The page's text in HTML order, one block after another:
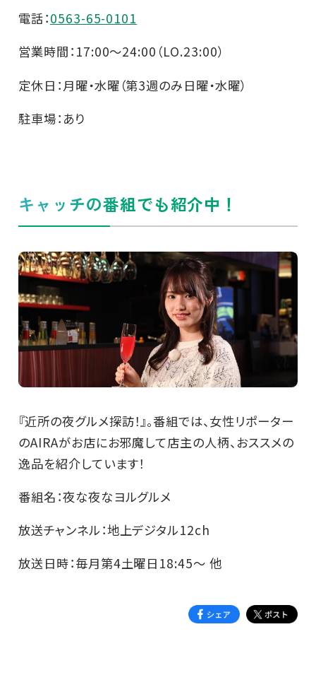
電話：0563-65-0101
営業時間：17:00～24:00（LO.23:00）
定休日：月曜・水曜（第3週のみ日曜・水曜）
駐車場：あり
キャッチの番組でも紹介中！
『近所の夜グルメ探訪！』。番組では、女性リポーター
のAIRAがお店にお邪魔して店主の人柄、おススメの
逸品を紹介しています！
番組名：夜な夜なヨルグルメ
放送チャンネル：地上デジタル12ch
放送日時：毎月第4土曜日18:45～ 他